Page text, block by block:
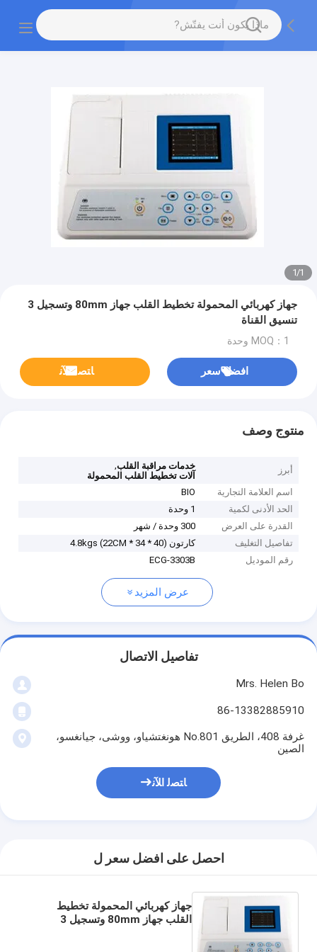
1
/
1
جهاز كهربائي المحمولة تخطيط القلب جهاز 80mm وتسجيل 3
تنسيق القناة
MOQ：1 وحدة
افضل سعر ﺎﺘﺼﻟ ﺍﻶﻧ
منتوج وصف
أبرز خدمات مراقبة القلب,
آلات تخطيط القلب المحمولة
اسم العلامة التجارية
BIO
الحد الأدنى لكمية
1 وحدة
القدرة على العرض
300 وحدة / شهر
تفاصيل التغليف
كارتون (40 * 34 * 22CM) 4.8kgs
رقم الموديل
ECG-3303B
عرض المزيد
تفاصيل الاتصال
Mrs. Helen Bo
86-13382885910
غرفة 408، الطريق No.801 هونغتشياو، ووشى، جيانغسو،
الصين
ﺎﺘﺼﻟ ﺍﻶﻧ
احصل على افضل سعر ل
جهاز كهربائي المحمولة تخطيط
القلب جهاز 80mm وتسجيل 3